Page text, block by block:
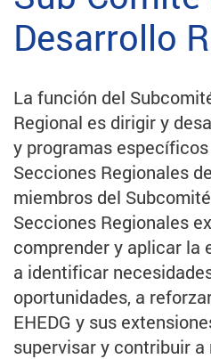
Desarrollo
La función del
Regional es dirigir y
y programas
Secciones Regionales
miembros del
Secciones Regionales
comprender y aplicar la
a identificar
oportunidades, a
EHEDG y sus
supervisar y contribuir a